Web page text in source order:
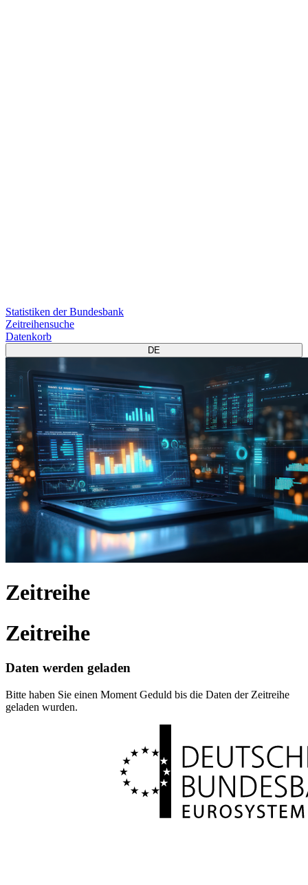
Statistiken der Bundesbank
Zeitreihensuche
Datenkorb
DE
Zeitreihe
Zeitreihe
Daten werden geladen
Bitte haben Sie einen Moment Geduld bis die Daten der Zeitreihe
geladen wurden.